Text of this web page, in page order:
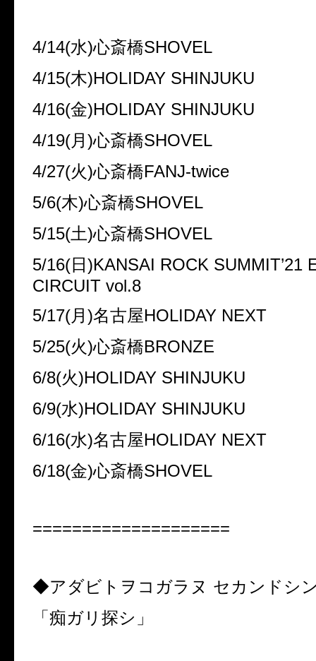
4/14(水)心斎橋SHOVEL
4/15(木)HOLIDAY SHINJUKU
4/16(金)HOLIDAY SHINJUKU
4/19(月)心斎橋SHOVEL
4/27(火)心斎橋FANJ-twice
5/6(木)心斎橋SHOVEL
5/15(土)心斎橋SHOVEL
5/16(日)KANSAI ROCK SUMMIT’21
CIRCUIT vol.8
5/17(月)名古屋HOLIDAY NEXT
5/25(火)心斎橋BRONZE
6/8(火)HOLIDAY SHINJUKU
6/9(水)HOLIDAY SHINJUKU
6/16(水)名古屋HOLIDAY NEXT
6/18(金)心斎橋SHOVEL
====================
◆アダビトヲコガラヌ セカンドシ
「痴ガリ探シ」